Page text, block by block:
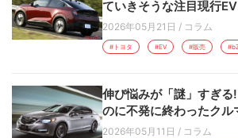
ていきそうな注目現行
2026年05月21日 / コラム
#トヨタ #EV #販売
伸び悩みが「謎」すぎ
のに不発に終わったクル
2026年05月11日 / コラム